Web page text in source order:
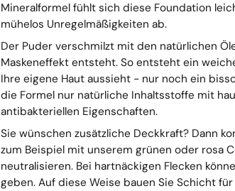
Mineralformel fühlt sich diese Foundation
mühelos Unregelmäßigkeiten ab.
Der Puder verschmilzt mit den natürlichen
Maskeneffekt entsteht. So entsteht ein
Ihre eigene Haut aussieht - nur noch ein
die Formel nur natürliche Inhaltsstoffe mit
antibakteriellen Eigenschaften.
Sie wünschen zusätzliche Deckkraft? Dann
zum Beispiel mit unserem grünen oder rosa
neutralisieren. Bei hartnäckigen Flecken
geben. Auf diese Weise bauen Sie Schicht